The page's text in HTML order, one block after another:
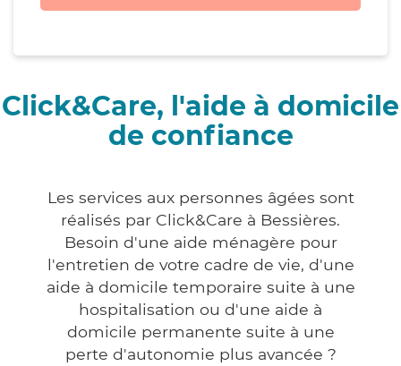
Click&Care, l'aide à domicile
de confiance
Les services aux personnes âgées sont
réalisés par Click&Care à Bessières.
Besoin d'une aide ménagère pour
l'entretien de votre cadre de vie, d'une
aide à domicile temporaire suite à une
hospitalisation ou d'une aide à
domicile permanente suite à une
perte d'autonomie plus avancée ?